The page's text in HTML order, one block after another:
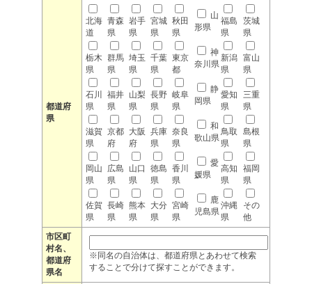
都道府
県
北海
道
青森
県
岩手
県
宮城
県
秋田
県
山
形県
福島
県
茨城
県
栃木
県
群馬
県
埼玉
県
千葉
県
東京
都
神
奈川県
新潟
県
富山
県
石川
県
福井
県
山梨
県
長野
県
岐阜
県
静
岡県
愛知
県
三重
県
滋賀
県
京都
府
大阪
府
兵庫
県
奈良
県
和
歌山県
鳥取
県
島根
県
岡山
県
広島
県
山口
県
徳島
県
香川
県
愛
媛県
高知
県
福岡
県
佐賀
県
長崎
県
熊本
県
大分
県
宮崎
県
鹿
児島県
沖縄
県
その
他
市区町
村名、
都道府
県名
※同名の自治体は、都道府県とあわせて検索
することで分けて探すことができます。